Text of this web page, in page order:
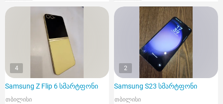
4
Samsung Z Flip 6 სმარტფონი
თბილისი
2
Samsung S23 სმარტფონი
თბილისი